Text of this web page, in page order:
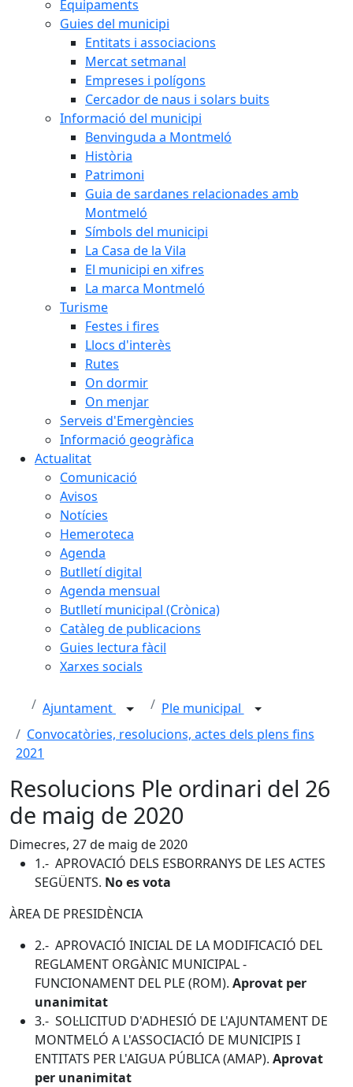
Equipaments
Guies del municipi
Entitats i associacions
Mercat setmanal
Empreses i polígons
Cercador de naus i solars buits
Informació del municipi
Benvinguda a Montmeló
Història
Patrimoni
Guia de sardanes relacionades amb
Montmeló
Símbols del municipi
La Casa de la Vila
El municipi en xifres
La marca Montmeló
Turisme
Festes i fires
Llocs d'interès
Rutes
On dormir
On menjar
Serveis d'Emergències
Informació geogràfica
Actualitat
Comunicació
Avisos
Notícies
Hemeroteca
Agenda
Butlletí digital
Agenda mensual
Butlletí municipal (Crònica)
Catàleg de publicacions
Guies lectura fàcil
Xarxes socials
Ajuntament
Ple municipal
Convocatòries, resolucions, actes dels plens fins
2021
Resolucions Ple ordinari del 26
de maig de 2020
Dimecres, 27 de maig de 2020
1.- APROVACIÓ DELS ESBORRANYS DE LES ACTES
SEGÜENTS. No es vota
ÀREA DE PRESIDÈNCIA
2.- APROVACIÓ INICIAL DE LA MODIFICACIÓ DEL
REGLAMENT ORGÀNIC MUNICIPAL -
FUNCIONAMENT DEL PLE (ROM). Aprovat per
unanimitat
3.- SOL·LICITUD D'ADHESIÓ DE L'AJUNTAMENT DE
MONTMELÓ A L'ASSOCIACIÓ DE MUNICIPIS I
ENTITATS PER L'AIGUA PÚBLICA (AMAP). Aprovat
per unanimitat